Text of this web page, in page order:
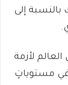
إلى
لأزمة
في مستوياتٍ